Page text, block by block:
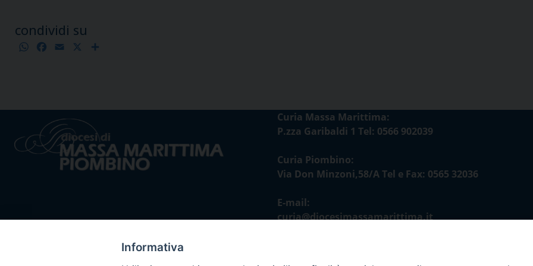
condividi su
WhatsApp
Facebook
Email
Curia Massa Marittima:
P.zza Garibaldi 1 Tel: 0566 902039
Curia Piombino:
Via Don Minzoni,58/A Tel e Fax: 0565 32036
E-mail:
curia@diocesimassamarittima.it
Informativa